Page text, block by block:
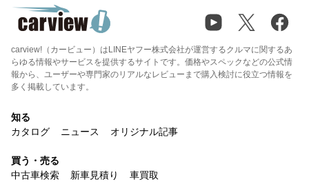
carview!（カービュー）はLINEヤフー株式会社が運営するクルマに関するあ
らゆる情報やサービスを提供するサイトです。価格やスペックなどの公式情
報から、ユーザーや専門家のリアルなレビューまで購入検討に役立つ情報を
多く掲載しています。
知る
カタログ
ニュース オリジナル記事
買う・売る
中古車検索
新車見積り 車買取